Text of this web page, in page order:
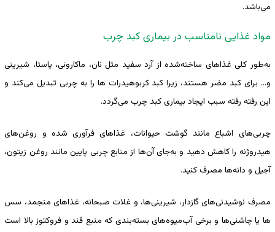
می‌باشد.
مواد غذایی نامناسب در بیماری کبد چرب
به‌طور کلی غذاهای ساخته‌شده از آرد سفید مثل نان، ماکارونی، پاستا، شیرینی
و… برای کبد مضر هستند، زیرا کبد کربوهیدرات‌ ها را به چربی تبدیل می‌کند و
این رفته‌ رفته سبب ایجاد بیماری کبد چرب می‌گردد.
چربی‌های اشباع مانند گوشت حیوانات، غذاهای فرآوری شده و روغن‌های
هیدروژنه را کاهش دهید و به‌جای آن‌ها از منابع چربی پایین مانند روغن زیتون،
آجیل و دانه‌ها مصرف کنید.
مصرف نوشیدنی‌های گازدار، شیرینی‌ها، و غلات صبحانه، غذاهای منجمد، سس
ها یا چاشنی‌ها و برخی آب‌میوه‌های بسته‌بندی که منبع قند و فروکتوز بالا است